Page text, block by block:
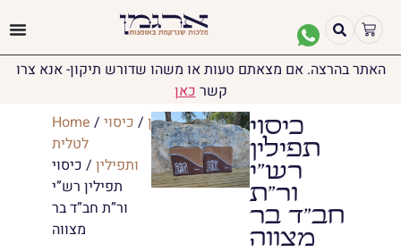
האתר בהרצה. אם מצאתם טעות או משהו שדורש תיקון- אנא צרו
קשרכאן
Home / יודאיקה/תפילין/ כיסוי
לטלית
ותפילין/ כיסוי
תפילין רש”י
ור”ת חב”ד בר
מצווה
כיסוי
תפילין
רש”י
ור”ת
חב”ד בר
מצווה